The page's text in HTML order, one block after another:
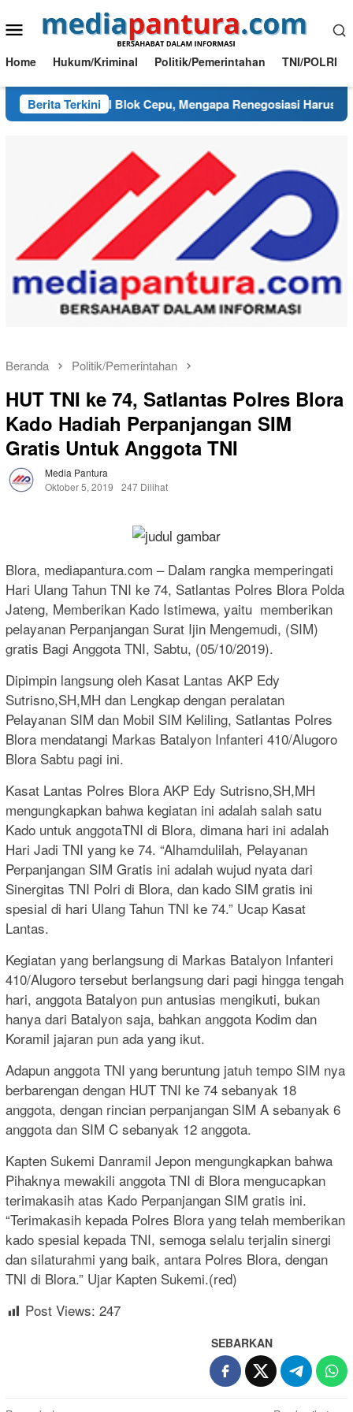
ke
Menu
Mobile
Home Hukum/Kriminal Politik/Pemerintahan TNI/POLRI
Berita Terkini
Kusut PI Blok Cepu, Mengapa Renegosiasi Harus Berpijak
Beranda Politik/Pemerintahan
HUT TNI ke 74, Satlantas Polres Blora
Kado Hadiah Perpanjangan SIM
Gratis Untuk Anggota TNI
Media Pantura
Oktober 5, 2019
247 Dilihat
Blora, mediapantura.com – Dalam rangka memperingati
Hari Ulang Tahun TNI ke 74, Satlantas Polres Blora Polda
Jateng, Memberikan Kado Istimewa, yaitu memberikan
pelayanan Perpanjangan Surat Ijin Mengemudi, (SIM)
gratis Bagi Anggota TNI, Sabtu, (05/10/2019).
Dipimpin langsung oleh Kasat Lantas AKP Edy
Sutrisno,SH,MH dan Lengkap dengan peralatan
Pelayanan SIM dan Mobil SIM Keliling, Satlantas Polres
Blora mendatangi Markas Batalyon Infanteri 410/Alugoro
Blora Sabtu pagi ini.
Kasat Lantas Polres Blora AKP Edy Sutrisno,SH,MH
mengungkapkan bahwa kegiatan ini adalah salah satu
Kado untuk anggotaTNI di Blora, dimana hari ini adalah
Hari Jadi TNI yang ke 74. “Alhamdulilah, Pelayanan
Perpanjangan SIM Gratis ini adalah wujud nyata dari
Sinergitas TNI Polri di Blora, dan kado SIM gratis ini
spesial di hari Ulang Tahun TNI ke 74.” Ucap Kasat
Lantas.
Kegiatan yang berlangsung di Markas Batalyon Infanteri
410/Alugoro tersebut berlangsung dari pagi hingga tengah
hari, anggota Batalyon pun antusias mengikuti, bukan
hanya dari Batalyon saja, bahkan anggota Kodim dan
Koramil jajaran pun ada yang ikut.
Adapun anggota TNI yang beruntung jatuh tempo SIM nya
berbarengan dengan HUT TNI ke 74 sebanyak 18
anggota, dengan rincian perpanjangan SIM A sebanyak 6
anggota dan SIM C sebanyak 12 anggota.
Kapten Sukemi Danramil Jepon mengungkapkan bahwa
Pihaknya mewakili anggota TNI di Blora mengucapkan
terimakasih atas Kado Perpanjangan SIM gratis ini.
“Terimakasih kepada Polres Blora yang telah memberikan
kado spesial kepada TNI, semoga selalu terjalin sinergi
dan silaturahmi yang baik, antara Polres Blora, dengan
TNI di Blora.” Ujar Kapten Sukemi.(red)
Post Views: 247
SEBARKAN